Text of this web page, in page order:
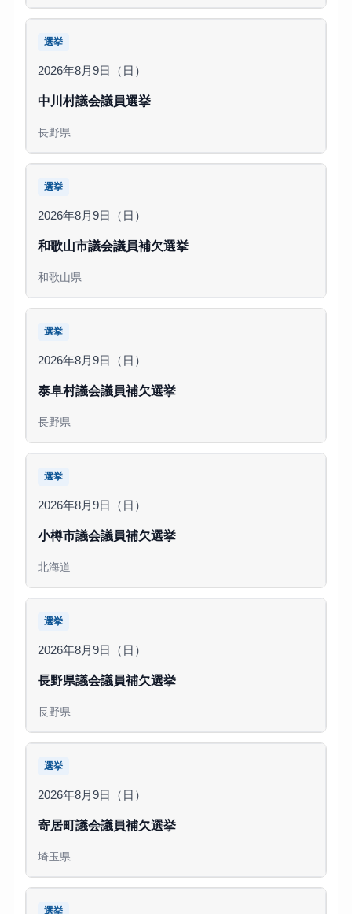
選挙
2026年8月9日（日）
中川村議会議員選挙
長野県
選挙
2026年8月9日（日）
和歌山市議会議員補欠選挙
和歌山県
選挙
2026年8月9日（日）
泰阜村議会議員補欠選挙
長野県
選挙
2026年8月9日（日）
小樽市議会議員補欠選挙
北海道
選挙
2026年8月9日（日）
長野県議会議員補欠選挙
長野県
選挙
2026年8月9日（日）
寄居町議会議員補欠選挙
埼玉県
選挙